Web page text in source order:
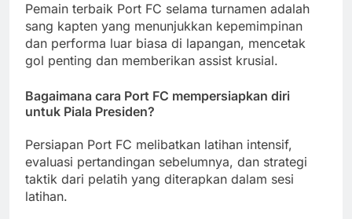
Pemain terbaik Port FC selama turnamen adalah
sang kapten yang menunjukkan kepemimpinan
dan performa luar biasa di lapangan, mencetak
gol penting dan memberikan assist krusial.
Bagaimana cara Port FC mempersiapkan diri
untuk Piala Presiden?
Persiapan Port FC melibatkan latihan intensif,
evaluasi pertandingan sebelumnya, dan strategi
taktik dari pelatih yang diterapkan dalam sesi
latihan.